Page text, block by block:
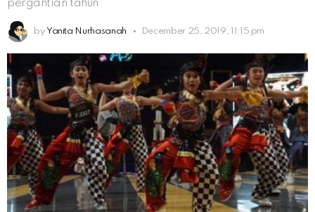
pergantian tahun
by Yanita Nurhasanah December 25, 2019, 11:15 pm